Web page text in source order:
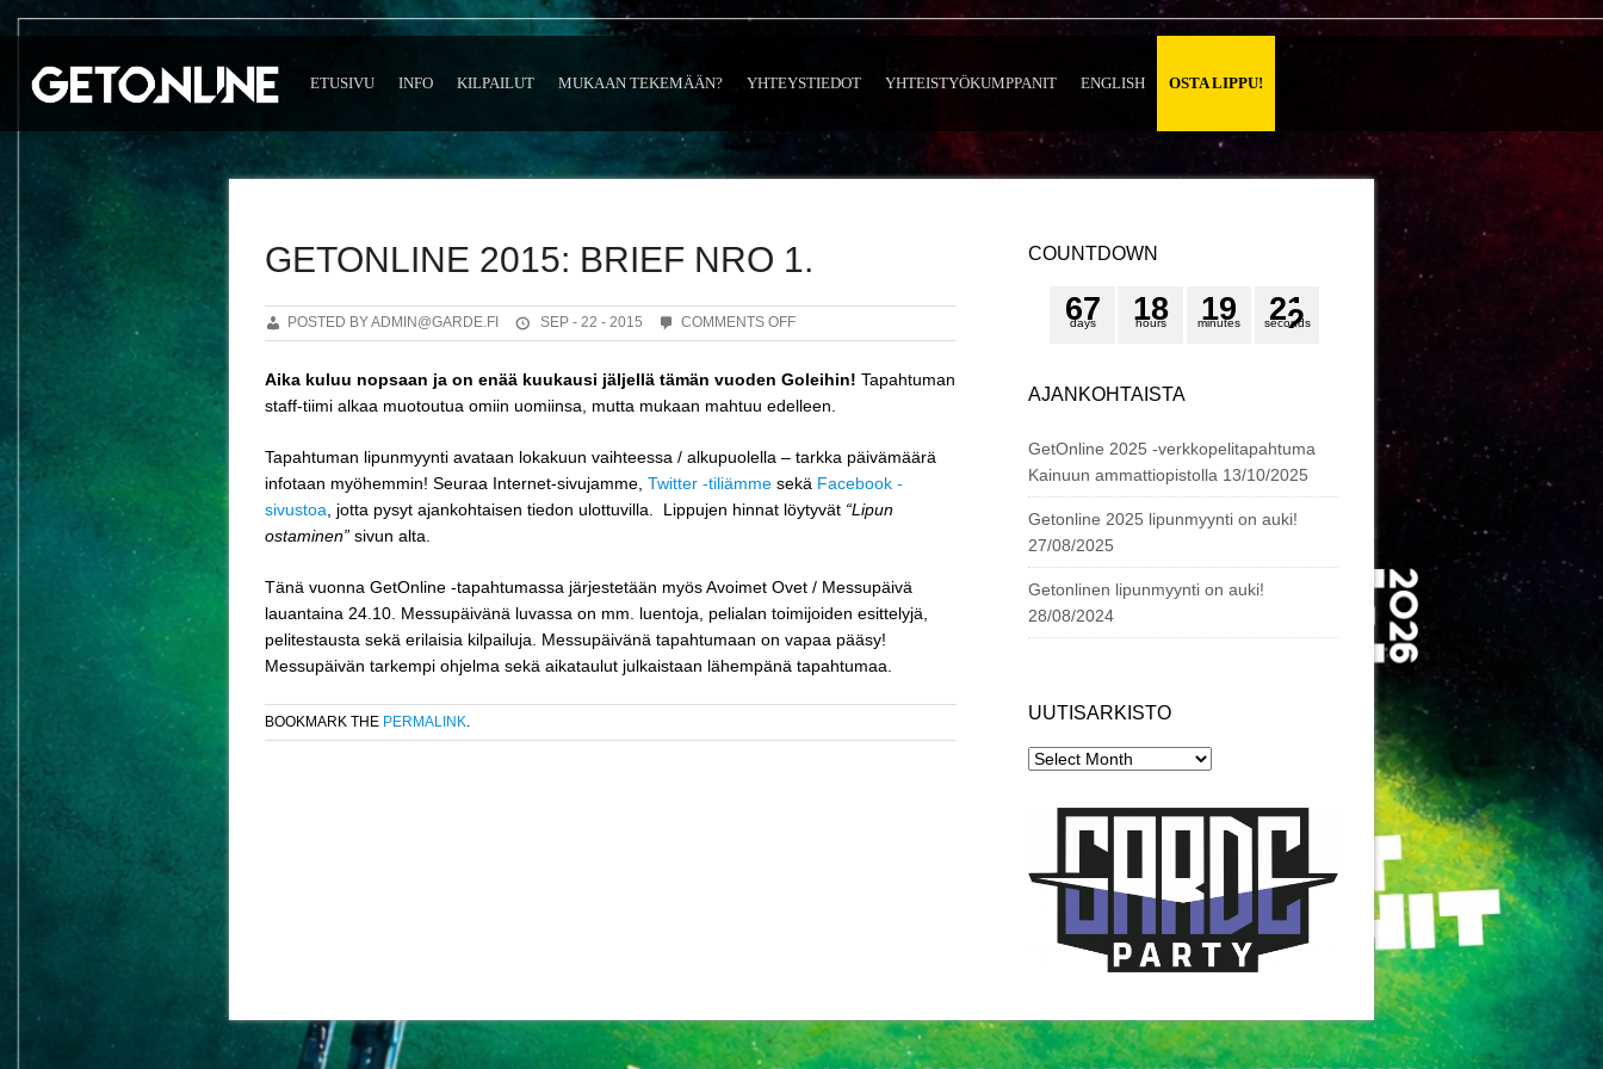
ETUSIVU INFO KILPAILUT MUKAAN TEKEMÄÄN? YHTEYSTIEDOT YHTEISTYÖKUMPPANIT ENGLISH OSTA LIPPU!
GETONLINE 2015: BRIEF NRO 1.
POSTED BY ADMIN@GARDE.FI SEP - 22 - 2015 COMMENTS OFFON
GETONLINE
BRIEF
NRO
Aika kuluu nopsaan ja on enää kuukausi jäljellä tämän vuoden Goleihin! Tapahtuman
staff-tiimi alkaa muotoutua omiin uomiinsa, mutta mukaan mahtuu edelleen.
Tapahtuman lipunmyynti avataan lokakuun vaihteessa / alkupuolella – tarkka päivämäärä
infotaan myöhemmin! Seuraa Internet-sivujamme, Twitter -tiliämme sekä Facebook -
sivustoa , jotta pysyt ajankohtaisen tiedon ulottuvilla. Lippujen hinnat löytyvät “Lipun
ostaminen” sivun alta.
Tänä vuonna GetOnline -tapahtumassa järjestetään myös Avoimet Ovet / Messupäivä
lauantaina 24.10. Messupäivänä luvassa on mm. luentoja, pelialan toimijoiden esittelyjä,
pelitestausta sekä erilaisia kilpailuja. Messupäivänä tapahtumaan on vapaa pääsy!
Messupäivän tarkempi ohjelma sekä aikataulut julkaistaan lähempänä tapahtumaa.
BOOKMARK THE PERMALINK.
COUNTDOWN
days
67 hours
18 minutes
19 seconds
21
AJANKOHTAISTA
GetOnline 2025 -verkkopelitapahtuma
Kainuun ammattiopistolla 13/10/2025
Getonline 2025 lipunmyynti on auki!
27/08/2025
Getonlinen lipunmyynti on auki!
28/08/2024
UUTISARKISTO
Uutisarkisto